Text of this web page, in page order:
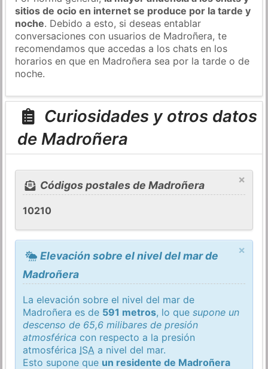
sitios de ocio en internet se produce por la tarde y
noche. Debido a esto, si deseas entablar
conversaciones con usuarios de Madroñera, te
recomendamos que accedas a los chats en los
horarios en que en Madroñera sea por la tarde o de
noche.
Curiosidades y otros datos
de Madroñera
×
Códigos postales de Madroñera
10210
×
Elevación sobre el nivel del mar de
Madroñera
La elevación sobre el nivel del mar de
Madroñera es de 591 metros, lo quesupone un
descenso de 65,6 milibares de presión
atmosférica con respecto a la presión
atmosférica ISA a nivel del mar.
Esto supone que un residente de Madroñera